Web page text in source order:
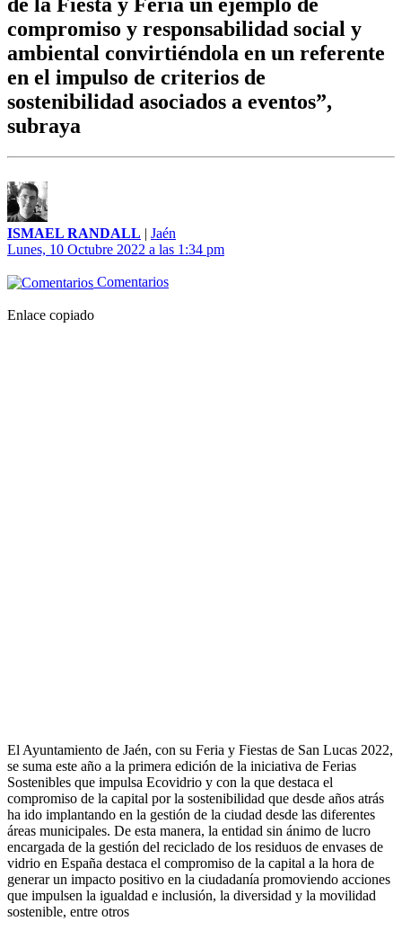
compromiso y responsabilidad social y
ambiental convirtiéndola en un referente
en el impulso de criterios de
sostenibilidad asociados a eventos”,
subraya
ISMAEL RANDALL | Jaén
Lunes, 10 Octubre 2022 a las 1:34 pm
Comentarios
Enlace copiado
El Ayuntamiento de Jaén, con su Feria y Fiestas de San Lucas 2022,
se suma este año a la primera edición de la iniciativa de Ferias
Sostenibles que impulsa Ecovidrio y con la que destaca el
compromiso de la capital por la sostenibilidad que desde años atrás
ha ido implantando en la gestión de la ciudad desde las diferentes
áreas municipales. De esta manera, la entidad sin ánimo de lucro
encargada de la gestión del reciclado de los residuos de envases de
vidrio en España destaca el compromiso de la capital a la hora de
generar un impacto positivo en la ciudadanía promoviendo acciones
que impulsen la igualdad e inclusión, la diversidad y la movilidad
sostenible, entre otros